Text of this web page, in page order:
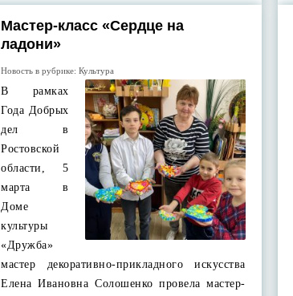
Мастер-класс «Сердце на
ладони»
Новость в рубрике:Культура
В рамках
Года Добрых
дел в
Ростовской
области, 5
марта в
Доме
культуры
«Дружба»
мастер декоративно-прикладного искусства
Елена Ивановна Солошенко провела мастер-